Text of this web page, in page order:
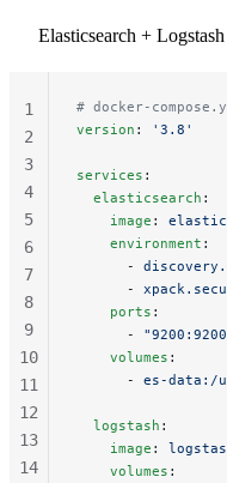
Elasticsearch +
# docker-
version : '3.8'
services :
  elasticsearch
:
    image
:
    environment
:
      -
      -
    ports
:
      -
    volumes
:
      -
es-data:/
  logstash
:
    image
:
    volumes
:
1
2
3
4
5
6
7
8
9
10
11
12
13
14